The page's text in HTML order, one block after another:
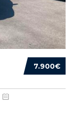
7.900€